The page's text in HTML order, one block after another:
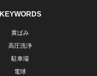
KEYWORDS
黄ばみ
高圧洗浄
駐車場
電球